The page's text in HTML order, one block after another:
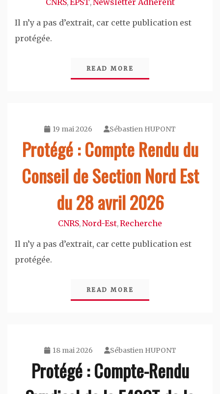
CNRS,EPST,Newsletter Adhérent
Il n’y a pas d’extrait, car cette publication est
protégée.
READ MORE
19 mai 2026 Sébastien HUPONT
Protégé : Compte Rendu du
Conseil de Section Nord Est
du 28 avril 2026
CNRS,Nord-Est,Recherche
Il n’y a pas d’extrait, car cette publication est
protégée.
READ MORE
18 mai 2026 Sébastien HUPONT
Protégé : Compte-Rendu